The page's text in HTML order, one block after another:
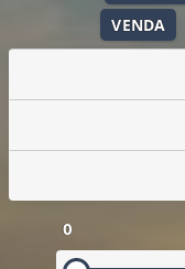
VENDA
0